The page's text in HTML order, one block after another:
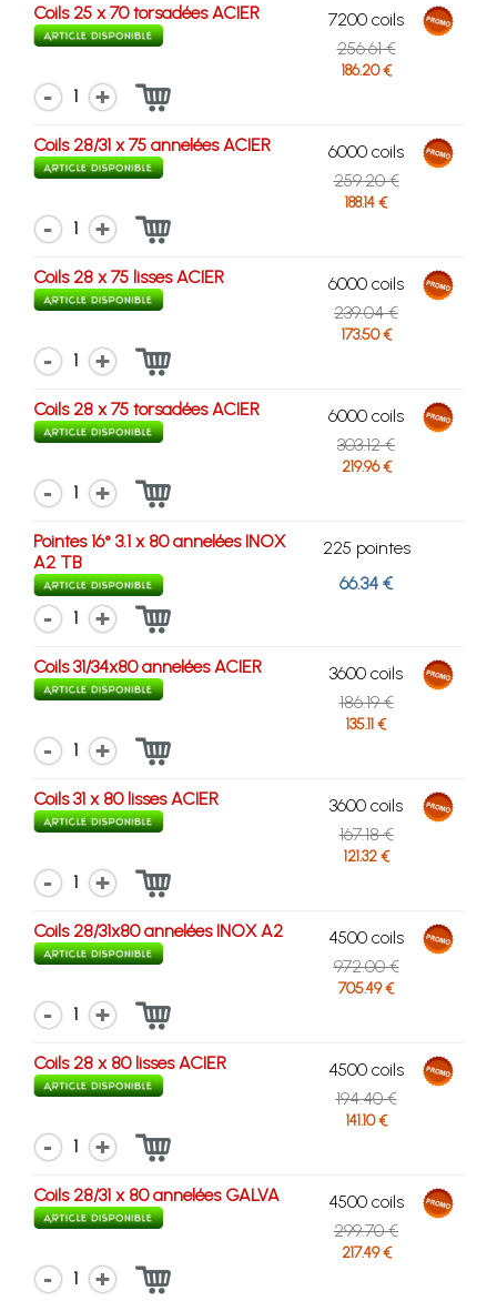
Coils 25 x 70 torsadées ACIER
7200 coils
256.61 €
186.20 €
1
Coils 28/31 x 75 annelées ACIER
6000 coils
259.20 €
188.14 €
1
Coils 28 x 75 lisses ACIER
6000 coils
239.04 €
173.50 €
1
Coils 28 x 75 torsadées ACIER
6000 coils
303.12 €
219.96 €
1
Pointes 16° 3.1 x 80 annelées INOX
A2 TB
225 pointes
66.34 €
1
Coils 31/34x80 annelées ACIER
3600 coils
186.19 €
135.11 €
1
Coils 31 x 80 lisses ACIER
3600 coils
167.18 €
121.32 €
1
Coils 28/31x80 annelées INOX A2
4500 coils
972.00 €
705.49 €
1
Coils 28 x 80 lisses ACIER
4500 coils
194.40 €
141.10 €
1
Coils 28/31 x 80 annelées GALVA
4500 coils
299.70 €
217.49 €
1